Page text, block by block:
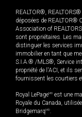
REALTOR®,
déposées de REALTOR®
Association of
sont propriétaires. Les
distinguer les services
immobilier en tant que
S.I.A.® /MLS®, Service
propriété de l'ACI, et ils
fournissent les courtiers
Royal LePageMD est une
Royale du Canada,
BridgemarqMD.